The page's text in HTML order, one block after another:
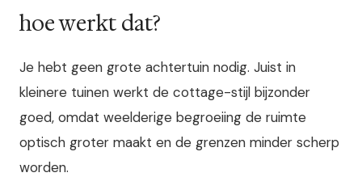
hoe werkt dat?
Je hebt geen grote achtertuin nodig. Juist in
kleinere tuinen werkt de cottage-stijl bijzonder
goed, omdat weelderige begroeiing de ruimte
optisch groter maakt en de grenzen minder scherp
worden.